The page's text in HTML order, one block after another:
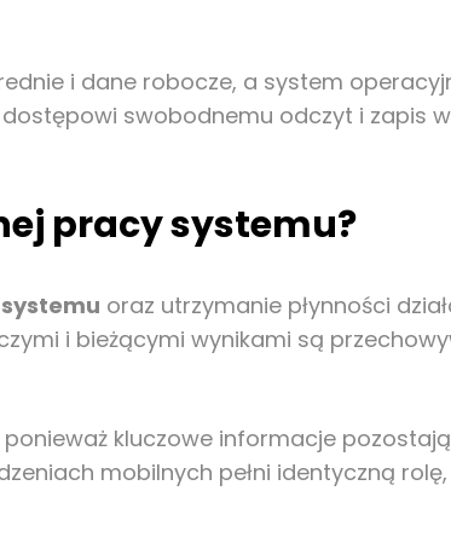
i dane robocze, a system
swobodnemu odczyt i zapis
pracy systemu?
oraz utrzymanie płynności
i bieżącymi wynikami są
ponieważ kluczowe informacje
mobilnych pełni identyczną